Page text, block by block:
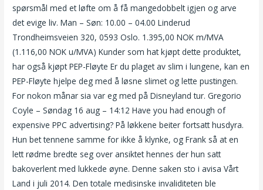
spørsmål med et løfte om å få mangedobbelt igjen og arve
det evige liv. Man – Søn: 10.00 – 04.00 Linderud
Trondheimsveien 320, 0593 Oslo. 1.395,00 NOK m/MVA
(1.116,00 NOK u/MVA) Kunder som hat kjøpt dette produktet,
har også kjøpt PEP-Fløyte Er du plaget av slim i lungene, kan en
PEP-Fløyte hjelpe deg med å løsne slimet og lette pustingen.
For nokon månar sia var eg med på Disneyland tur. Gregorio
Coyle – Søndag 16 aug – 14:12 Have you had enough of
expensive PPC advertising? På løkkene beiter fortsatt husdyra.
Hun bet tennene samme for ikke å klynke, og Frank så at en
lett rødme bredte seg over ansiktet hennes der hun satt
bakoverlent med lukkede øyne. Denne saken sto i avisa Vårt
Land i juli 2014. Den totale medisinske invaliditeten ble